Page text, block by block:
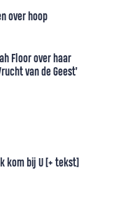
over hoop
Floor over haar
van de Geest’
kom bij U [+ tekst]